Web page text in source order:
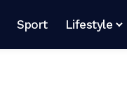
Sport Lifestyle